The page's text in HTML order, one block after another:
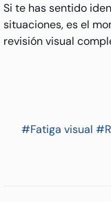
Si te has sentido
situaciones, es el
revisión visual
#Fatiga visual #